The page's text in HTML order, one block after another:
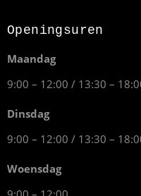
Openingsuren
Maandag
9:00 – 12:00 / 13:30 –
Dinsdag
9:00 – 12:00 / 13:30 –
Woensdag